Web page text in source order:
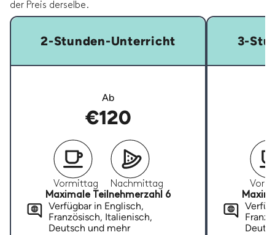
der Preis derselbe.
2-Stunden-Unterricht
Ab
€120
Vormittag
Nachmittag
Maximale Teilnehmerzahl 6
Verfügbar in Englisch,
Französisch, Italienisch,
Deutsch und mehr
3-